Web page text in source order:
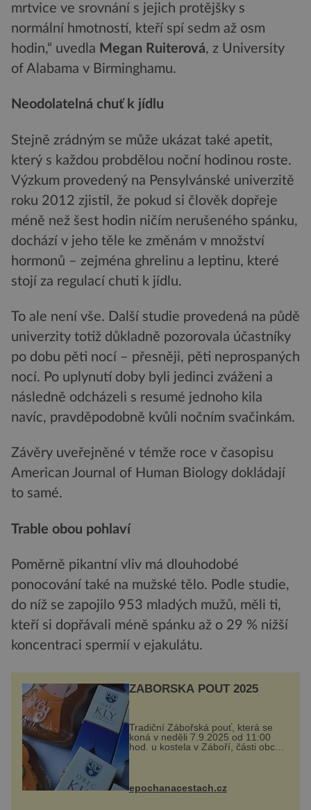
mrtvice ve srovnání s jejich protějšky s
normální hmotností, kteří spí sedm až osm
hodin,“ uvedla Megan Ruiterová, z University
of Alabama v Birminghamu.
Neodolatelná chuť k jídlu
Stejně zrádným se může ukázat také apetit,
který s každou probdělou noční hodinou roste.
Výzkum provedený na Pensylvánské univerzitě
roku 2012 zjistil, že pokud si člověk dopřeje
méně než šest hodin ničím nerušeného spánku,
dochází v jeho těle ke změnám v množství
hormonů – zejména ghrelinu a leptinu, které
stojí za regulací chuti k jídlu.
To ale není vše. Další studie provedená na půdě
univerzity totiž důkladně pozorovala účastníky
po dobu pěti nocí – přesněji, pěti neprospaných
nocí. Po uplynutí doby byli jedinci zváženi a
následně odcházeli s resumé jednoho kila
navíc, pravděpodobně kvůli nočním svačinkám.
Závěry uveřejněné v témže roce v časopisu
American Journal of Human Biology dokládají
to samé.
Trable obou pohlaví
Poměrně pikantní vliv má dlouhodobé
ponocování také na mužské tělo. Podle studie,
do níž se zapojilo 953 mladých mužů, měli ti,
kteří si dopřávali méně spánku až o 29 % nižší
koncentraci spermií v ejakulátu.
ZÁBOŘSKÁ POUŤ 2025
Tradiční Zábořská pouť, která se
koná v neděli 7.9.2025 od 11:00
hod. u kostela v Záboří, části obce
Kly u Mělníka. V programu
naleznete komentovanou prohlídku
atrakce...
epochanacestach.cz